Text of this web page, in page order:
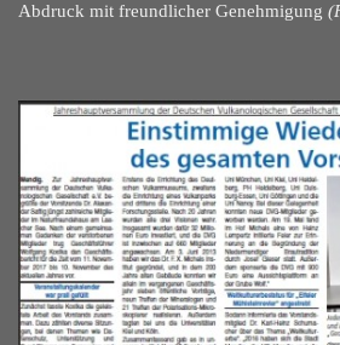
Abdruck mit freundlicher Genehmigung